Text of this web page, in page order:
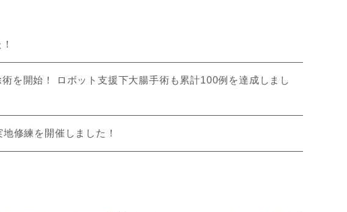
を開始！ ロボット支援下大腸手術も累計100例を達成しまし
修練を開催しました！